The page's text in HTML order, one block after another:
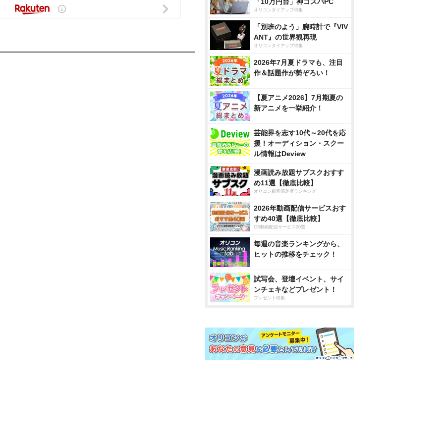
オリコンタイアップ特集
「別班のよう」腕時計で『VIV
ANT』の世界観再現
オリコンタイアップ特集
2026年7月夏ドラマも、注目
作＆話題作が勢ぞろい！
【夏アニメ2026】7月期夏の
新アニメを一挙紹介！
芸能界を志す10代～20代を応
援！オーディション・スクー
ル情報はDeview
漫画読み放題サブスクおすす
め11選【徹底比較】
オリコン顧客満足度ランキング
2026年動画配信サービスおす
すめ40選【徹底比較】
CS動画配信サービス20選
毎週の音楽ランキングから、
ヒットの推移をチェック！
試写会、登壇イベント、サイ
ンチェキなどプレゼント！
プレゼント特集